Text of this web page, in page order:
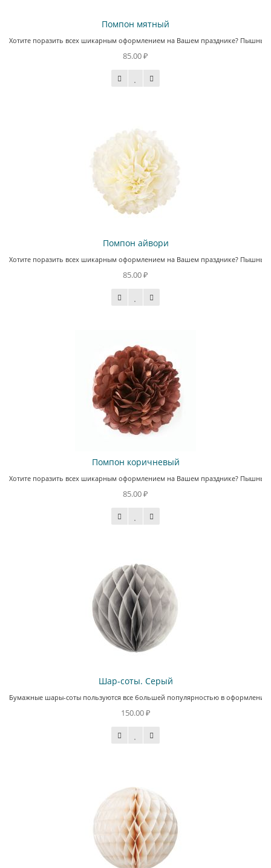
Помпон мятный
Хотите поразить всех шикарным оформлением на Вашем празднике?
85.00 ₽
Помпон айвори
Хотите поразить всех шикарным оформлением на Вашем празднике?
85.00 ₽
Помпон коричневый
Хотите поразить всех шикарным оформлением на Вашем празднике?
85.00 ₽
Шар-соты. Серый
Бумажные шары-соты пользуются все большей популярностью в оформлении
150.00 ₽